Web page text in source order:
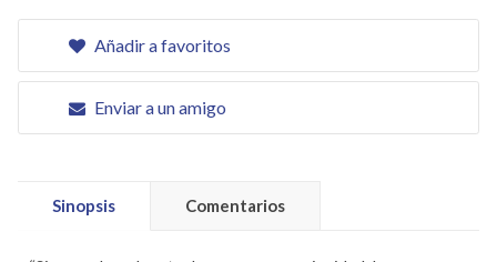
Añadir a favoritos
Enviar a un amigo
Sinopsis Comentarios